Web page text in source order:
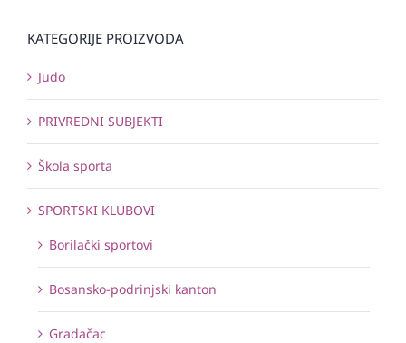
KATEGORIJE PROIZVODA
Judo
PRIVREDNI SUBJEKTI
Škola sporta
SPORTSKI KLUBOVI
Borilački sportovi
Bosansko-podrinjski kanton
Gradačac